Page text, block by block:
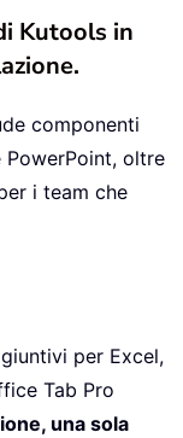
Kutools in
componenti
oltre
i team che
per Excel,
Tab Pro
una sola